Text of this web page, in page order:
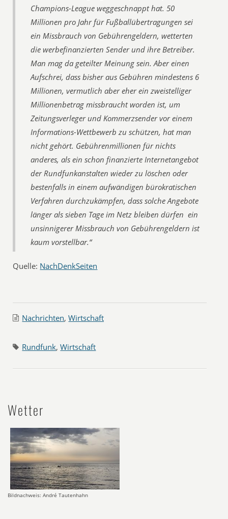
Champions-League weggeschnappt hat. 50
Millionen pro Jahr für Fußballübertragungen sei
ein Missbrauch von Gebührengeldern, wetterten
die werbefinanzierten Sender und ihre Betreiber.
Man mag da geteilter Meinung sein. Aber einen
Aufschrei, dass bisher aus Gebühren mindestens 6
Millionen, vermutlich aber eher ein zweistelliger
Millionenbetrag missbraucht worden ist, um
Zeitungsverleger und Kommerzsender vor einem
Informations-Wettbewerb zu schützen, hat man
nicht gehört. Gebührenmillionen für nichts
anderes, als ein schon finanzierte Internetangebot
der Rundfunkanstalten wieder zu löschen oder
bestenfalls in einem aufwändigen bürokratischen
Verfahren durchzukämpfen, dass solche Angebote
länger als sieben Tage im Netz bleiben dürfen  ein
unsinnigerer Missbrauch von Gebührengeldern ist
kaum vorstellbar.“
Quelle: NachDenkSeiten
Nachrichten,Wirtschaft
Rundfunk,Wirtschaft
Wetter
Bildnachweis: André Tautenhahn